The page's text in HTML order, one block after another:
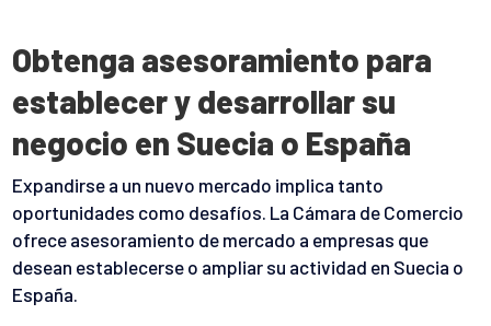
Obtenga asesoramiento para
establecer y desarrollar su
negocio en Suecia o España
Expandirse a un nuevo mercado implica tanto
oportunidades como desafíos. La Cámara de Comercio
ofrece asesoramiento de mercado a empresas que
desean establecerse o ampliar su actividad en Suecia o
España.